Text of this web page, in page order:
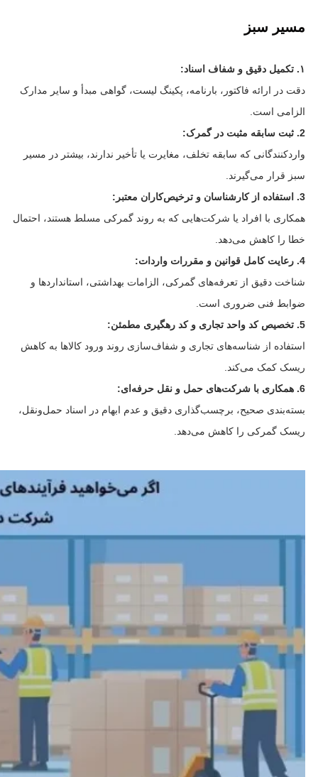
مسیر سبز
۱. تکمیل دقیق و شفاف اسناد:
دقت در ارائه فاکتور، بارنامه، پکینگ لیست، گواهی مبدأ و سایر مدارک
الزامی است.
2. ثبت سابقه مثبت در گمرک:
واردکنندگانی که سابقه تخلف، مغایرت یا تأخیر ندارند، بیشتر در مسیر
سبز قرار می‌گیرند.
3. استفاده از کارشناسان و ترخیص‌کاران معتبر:
همکاری با افراد یا شرکت‌هایی که به روند گمرکی مسلط هستند، احتمال
خطا را کاهش می‌دهد.
4. رعایت کامل قوانین و مقررات واردات:
شناخت دقیق از تعرفه‌های گمرکی، الزامات بهداشتی، استانداردها و
ضوابط فنی ضروری است.
5. تخصیص کد واحد تجاری و کد رهگیری مطمئن:
استفاده از شناسه‌های تجاری و شفاف‌سازی روند ورود کالاها به کاهش
ریسک کمک می‌کند.
6. همکاری با شرکت‌های حمل و نقل حرفه‌ای:
بسته‌بندی صحیح، برچسب‌گذاری دقیق و عدم ابهام در اسناد حمل‌ونقل،
ریسک گمرکی را کاهش می‌دهد.